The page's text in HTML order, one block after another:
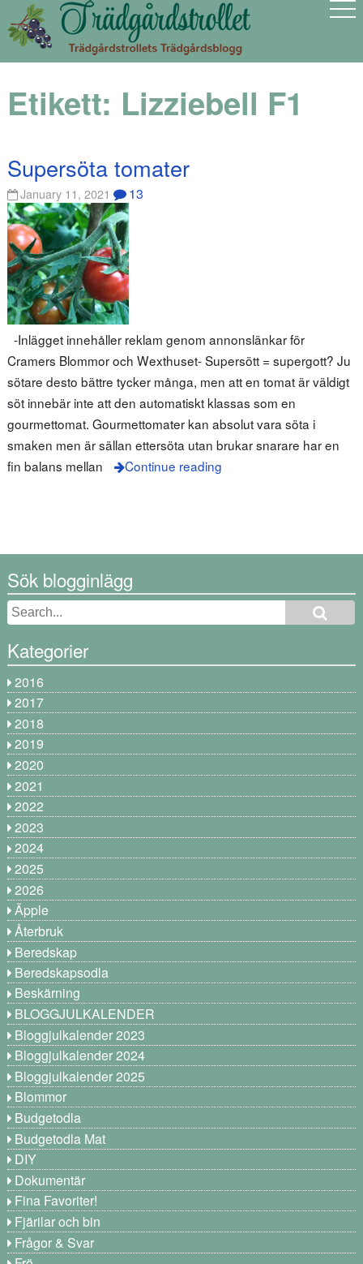
Etikett: Lizziebell F1
Supersöta tomater
January 11, 2021 13
-Inlägget innehåller reklam genom annonslänkar för
Cramers Blommor och Wexthuset- Supersött = supergott? Ju
sötare desto bättre tycker många, men att en tomat är väldigt
söt innebär inte att den automatiskt klassas som en
gourmettomat. Gourmettomater kan absolut vara söta i
smaken men är sällan ettersöta utan brukar snarare har en
fin balans mellan
Continue reading
Sök blogginlägg
Kategorier
2016
2017
2018
2019
2020
2021
2022
2023
2024
2025
2026
Äpple
Återbruk
Beredskap
Beredskapsodla
Beskärning
BLOGGJULKALENDER
Bloggjulkalender 2023
Bloggjulkalender 2024
Bloggjulkalender 2025
Blommor
Budgetodla
Budgetodla Mat
DIY
Dokumentär
Fina Favoriter!
Fjärilar och bin
Frågor & Svar